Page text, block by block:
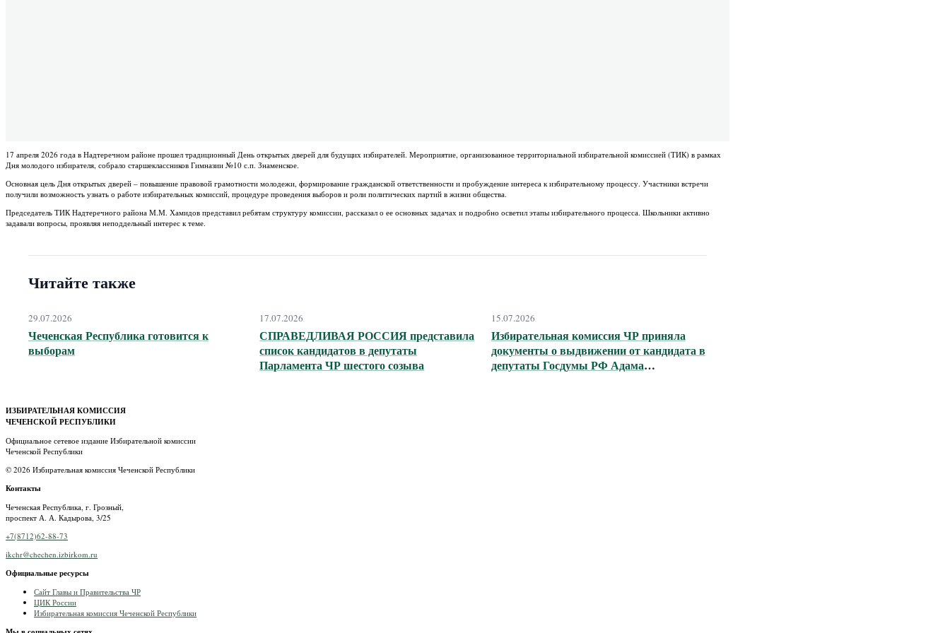
17 апреля 2026 года в Надтеречном районе прошел традиционный День открытых дверей для будущих избирателей. Мероприятие, организованное территориальной избирательной комиссией (ТИК) в рамках
Дня молодого избирателя, собрало старшеклассников Гимназии №10 с.п. Знаменское.
Основная цель Дня открытых дверей – повышение правовой грамотности молодежи, формирование гражданской ответственности и пробуждение интереса к избирательному процессу. Участники встречи
получили возможность узнать о работе избирательных комиссий, процедуре проведения выборов и роли политических партий в жизни общества.
Председатель ТИК Надтеречного района М.М. Хамидов представил ребятам структуру комиссии, рассказал о ее основных задачах и подробно осветил этапы избирательного процесса. Школьники активно
задавали вопросы, проявляя неподдельный интерес к теме.
Читайте также
29.07.2026
Чеченская Республика готовится к
выборам
17.07.2026
СПРАВЕДЛИВАЯ РОССИЯ представила
список кандидатов в депутаты
Парламента ЧР шестого созыва
15.07.2026
Избирательная комиссия ЧР приняла
документы о выдвижении от кандидата в
депутаты Госдумы РФ Адама
ИЗБИРАТЕЛЬНАЯ КОМИССИЯ
ЧЕЧЕНСКОЙ РЕСПУБЛИКИ
Официальное сетевое издание Избирательной комиссии
Чеченской Республики
© 2026 Избирательная комиссия Чеченской Республики
Контакты
Чеченская Республика, г. Грозный,
проспект А. А. Кадырова, 3/25
+7(8712)62-88-73
ikchr@chechen.izbirkom.ru
Официальные ресурсы
Сайт Главы и Правительства ЧР
ЦИК России
Избирательная комиссия Чеченской Республики